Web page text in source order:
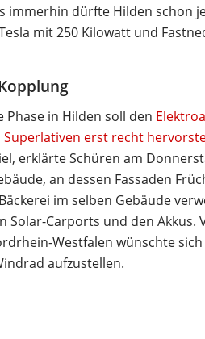
immerhin dürfte Hilden schon
mit 250 Kilowatt und
in Hilden soll den
erst recht
erklärte Schüren am
an dessen Fassaden
im selben Gebäude
Solar-Carports und den Akkus.
Westfalen wünschte
aufzustellen.